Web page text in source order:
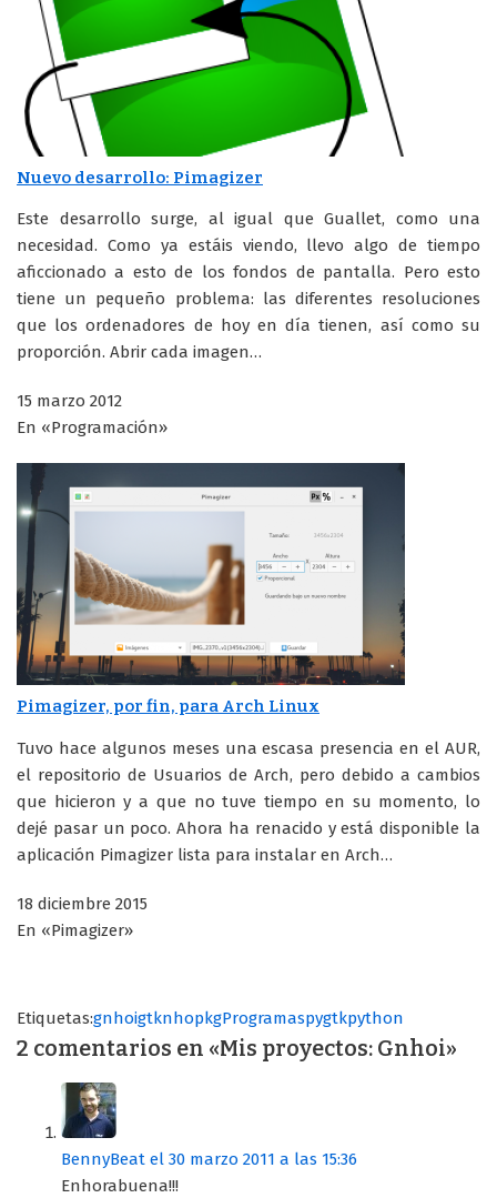
Nuevo desarrollo: Pimagizer
Este desarrollo surge, al igual que Guallet, como una
necesidad. Como ya estáis viendo, llevo algo de tiempo
aficcionado a esto de los fondos de pantalla. Pero esto
tiene un pequeño problema: las diferentes resoluciones
que los ordenadores de hoy en día tienen, así como su
proporción. Abrir cada imagen…
15 marzo 2012
En «Programación»
Pimagizer, por fin, para Arch Linux
Tuvo hace algunos meses una escasa presencia en el AUR,
el repositorio de Usuarios de Arch, pero debido a cambios
que hicieron y a que no tuve tiempo en su momento, lo
dejé pasar un poco. Ahora ha renacido y está disponible la
aplicación Pimagizer lista para instalar en Arch…
18 diciembre 2015
En «Pimagizer»
Etiquetas:gnhoigtknhopkgProgramaspygtkpython
2 comentarios en «Mis proyectos: Gnhoi»
BennyBeat el 30 marzo 2011 a las 15:36
Enhorabuena!!!